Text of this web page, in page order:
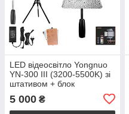
LED відеосвітло Yongnuo
YN-300 III (3200-5500K) зі
штативом + блок
5 000 ₴